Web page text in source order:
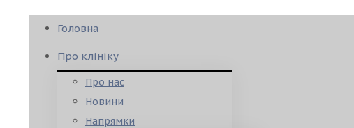
Головна
Про клініку
Про нас
Новини
Напрямки